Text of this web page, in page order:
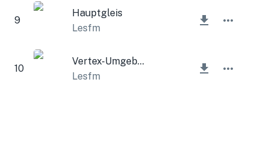
9
Hauptgleis
Lesfm
10
Vertex-Umgebung
Lesfm